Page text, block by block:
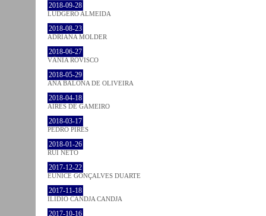
2018-09-28
LUDGERO ALMEIDA
2018-08-23
ADRIANA MOLDER
2018-06-27
VÂNIA ROVISCO
2018-05-29
ANA BALONA DE OLIVEIRA
2018-04-18
AIRES DE GAMEIRO
2018-03-17
PEDRO PIRES
2018-01-26
RUI NETO
2017-12-22
EUNICE GONÇALVES DUARTE
2017-11-18
ILIDIO CANDJA CANDJA
2017-10-16